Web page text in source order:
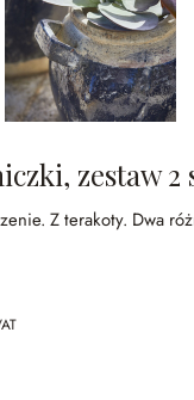
zestaw 2
Z terakoty. Dwa